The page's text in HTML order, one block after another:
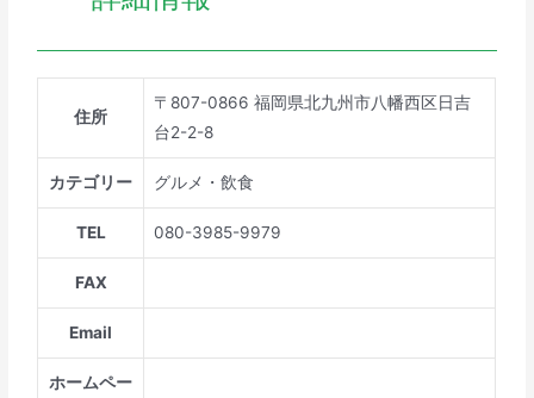
住所
〒807-0866 福岡県北九州市八幡西区日吉
台2-2-8
カテゴリー グルメ・飲食
TEL 080-3985-9979
FAX
Email
ホームペー